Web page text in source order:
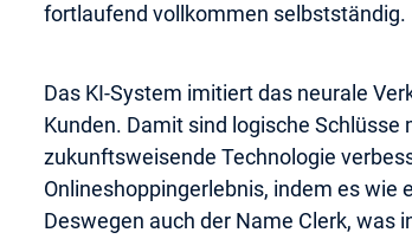
fortlaufend vollkommen selbstständig.
Das KI-System imitiert das neurale
Kunden. Damit sind logische Schlüsse
zukunftsweisende Technologie
Onlineshoppingerlebnis, indem es wie
Deswegen auch der Name Clerk, was